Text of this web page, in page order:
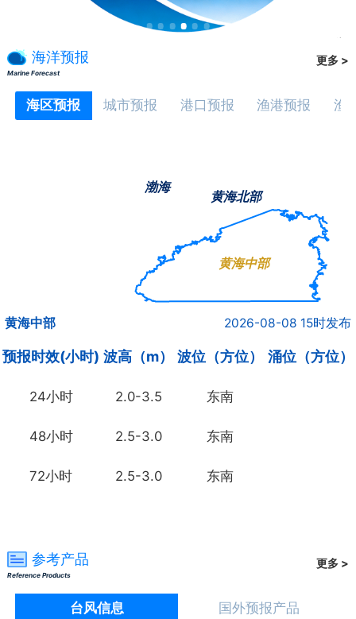
海洋预报
Marine Forecast
更多 >
海区预报 城市预报 港口预报 渔港预报 渔
黄海中部 2026-08-08 15时发布
预报时效(小时) 波高（m） 波位（方位） 涌位（方位）
24小时 2.0-3.5 东南
48小时 2.5-3.0 东南
72小时 2.5-3.0 东南
参考产品
Reference Products
更多 >
台风信息 国外预报产品